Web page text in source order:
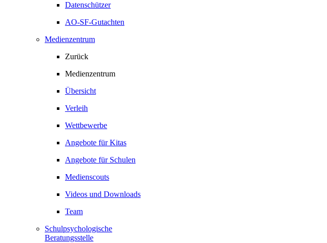
Datenschützer
AO-SF-Gutachten
Medienzentrum
Zurück
Medienzentrum
Übersicht
Verleih
Wettbewerbe
Angebote für Kitas
Angebote für Schulen
Medienscouts
Videos und Downloads
Team
Schulpsychologische
Beratungsstelle